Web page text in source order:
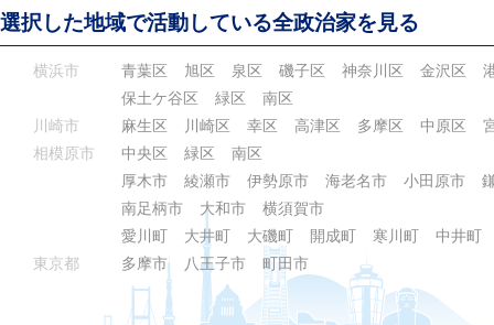
選択した地域で活動している全政治家を見る
横浜市 青葉区 旭区 泉区 磯子区 神奈川区 金沢区
保土ケ谷区
緑区
南区
川崎市
麻生区 川崎区 幸区 高津区 多摩区 中原区
相模原市
中央区 緑区
南区
厚木市
綾瀬市 伊勢原市 海老名市 小田原市
南足柄市
大和市
横須賀市
愛川町
大井町 大磯町 開成町 寒川町
中井町
東京都
多摩市 八王子市 町田市